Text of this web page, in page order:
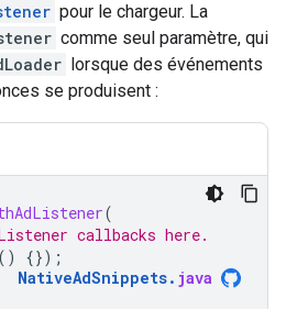
pour le chargeur. La
comme seul paramètre, qui
lorsque des événements
se produisent :
(
callbacks here.
()
{});
NativeAdSnippets. java